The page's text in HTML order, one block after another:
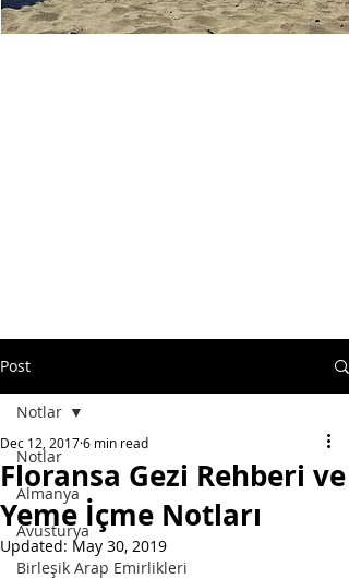
Post
Notlar
Almanya
Avusturya
Birleşik Arap Emirlikleri
Notlar
Floransa Gezi Rehberi ve
Yeme İçme Notları
Dec 12, 20176 min read
Updated: May 30, 2019